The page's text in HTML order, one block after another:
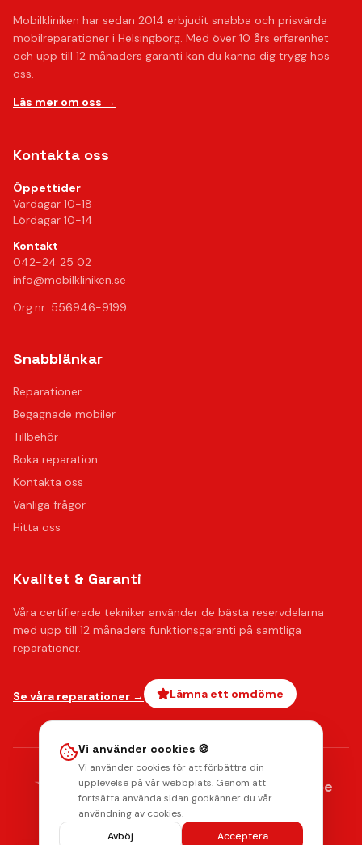
Mobilkliniken har sedan 2014 erbjudit snabba och prisvärda
mobilreparationer i Helsingborg. Med över 10 års erfarenhet
och upp till 12 månaders garanti kan du känna dig trygg hos
oss.
Läs mer om oss →
Kontakta oss
Öppettider
Vardagar 10-18
Lördagar 10-14
Kontakt
042-24 25 02
info@mobilkliniken.se
Org.nr: 556946-9199
Snabblänkar
Reparationer
Begagnade mobiler
Tillbehör
Boka reparation
Kontakta oss
Vanliga frågor
Hitta oss
Kvalitet & Garanti
Våra certifierade tekniker använder de bästa reservdelarna
med upp till 12 månaders funktionsgaranti på samtliga
reparationer.
Se våra reparationer → Lämna ett omdöme
AMERICAN
EXPRESS Klarna. Payments by stripe
Integritetspolicy Radera data
© 2026 Mobilkliniken. Alla rättigheter förbehållna.
Vi använder cookies 🍪
Vi använder cookies för att förbättra din
upplevelse på vår webbplats. Genom att
fortsätta använda sidan godkänner du vår
användning av cookies.
Avböj
Acceptera